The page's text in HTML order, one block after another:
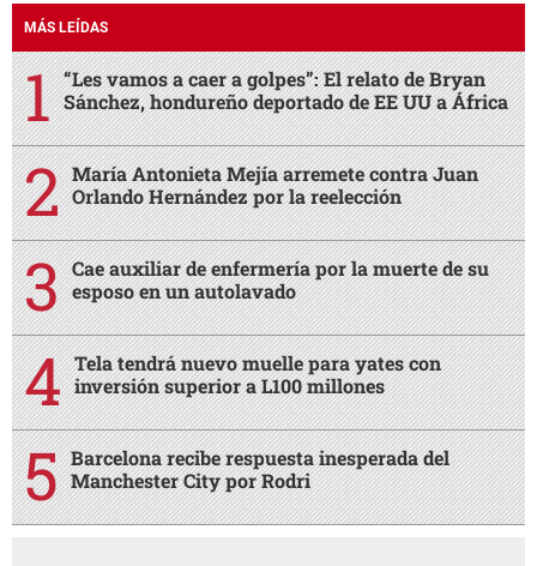
MÁS LEÍDAS
“Les vamos a caer a golpes”: El relato de Bryan
Sánchez, hondureño deportado de EE UU a África
María Antonieta Mejía arremete contra Juan
Orlando Hernández por la reelección
Cae auxiliar de enfermería por la muerte de su
esposo en un autolavado
Tela tendrá nuevo muelle para yates con
inversión superior a L100 millones
Barcelona recibe respuesta inesperada del
Manchester City por Rodri